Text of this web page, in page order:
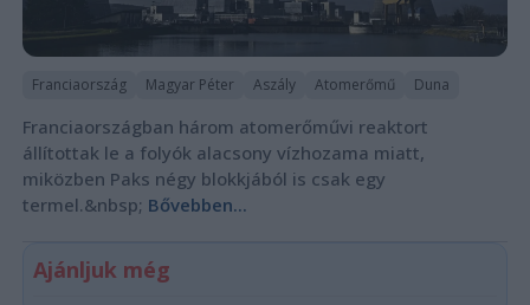
Franciaország Magyar Péter Aszály Atomerőmű Duna
Franciaországban három atomerőművi reaktort
állítottak le a folyók alacsony vízhozama miatt,
miközben Paks négy blokkjából is csak egy
termel.&nbsp; Bővebben...
Ajánljuk még